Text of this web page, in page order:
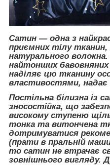
Сатин — одна з
приємних тілу тканин,
натурального
найтонших
наділяє цю тканину
властивостями, надає
Постільна білизна із
зносостійка, що
високому ступеню
тонка та витончена
дотримуватися
(прати в пральній
то сатин не втрачає
зовнішнього вигляду.